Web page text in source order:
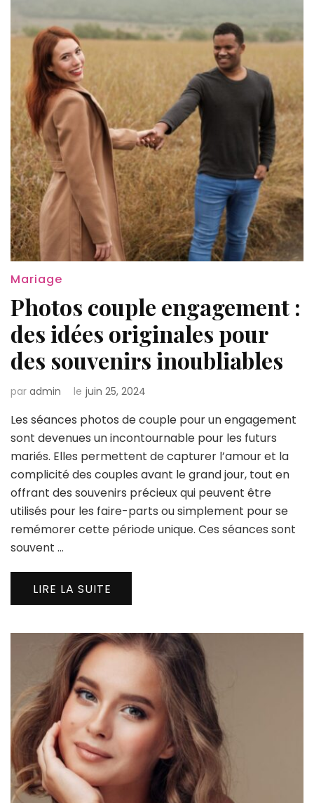
Mariage
Photos couple engagement :
des idées originales pour
des souvenirs inoubliables
par admin le juin 25, 2024
Les séances photos de couple pour un engagement
sont devenues un incontournable pour les futurs
mariés. Elles permettent de capturer l’amour et la
complicité des couples avant le grand jour, tout en
offrant des souvenirs précieux qui peuvent être
utilisés pour les faire-parts ou simplement pour se
remémorer cette période unique. Ces séances sont
souvent …
LIRE LA SUITE